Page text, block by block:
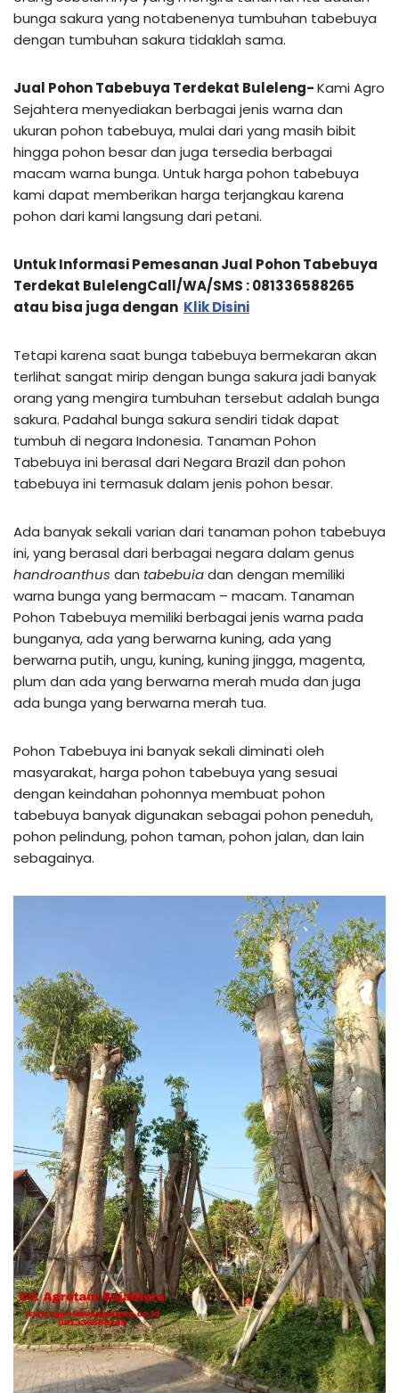
bunga sakura yang notabenenya tumbuhan tabebuya
dengan tumbuhan sakura tidaklah sama.
Jual Pohon Tabebuya Terdekat Buleleng-Kami Agro
Sejahtera menyediakan berbagai jenis warna dan
ukuran pohon tabebuya, mulai dari yang masih bibit
hingga pohon besar dan juga tersedia berbagai
macam warna bunga. Untuk harga pohon tabebuya
kami dapat memberikan harga terjangkau karena
pohon dari kami langsung dari petani.
Untuk Informasi Pemesanan Jual Pohon Tabebuya
Terdekat BulelengCall/WA/SMS : 081336588265
atau bisa juga dengan Klik Disini
Tetapi karena saat bunga tabebuya bermekaran akan
terlihat sangat mirip dengan bunga sakura jadi banyak
orang yang mengira tumbuhan tersebut adalah bunga
sakura. Padahal bunga sakura sendiri tidak dapat
tumbuh di negara Indonesia. Tanaman Pohon
Tabebuya ini berasal dari Negara Brazil dan pohon
tabebuya ini termasuk dalam jenis pohon besar.
Ada banyak sekali varian dari tanaman pohon tabebuya
ini, yang berasal dari berbagai negara dalam genus
handroanthus dan tabebuiadan dengan memiliki
warna bunga yang bermacam – macam. Tanaman
Pohon Tabebuya memiliki berbagai jenis warna pada
bunganya, ada yang berwarna kuning, ada yang
berwarna putih, ungu, kuning, kuning jingga, magenta,
plum dan ada yang berwarna merah muda dan juga
ada bunga yang berwarna merah tua.
Pohon Tabebuya ini banyak sekali diminati oleh
masyarakat, harga pohon tabebuya yang sesuai
dengan keindahan pohonnya membuat pohon
tabebuya banyak digunakan sebagai pohon peneduh,
pohon pelindung, pohon taman, pohon jalan, dan lain
sebagainya.